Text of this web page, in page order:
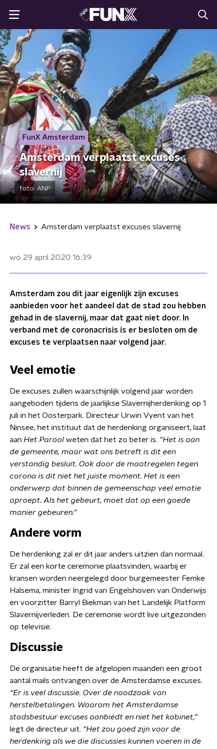
FunX Amsterdam
Amsterdam verplaatst excuses
slavernij
foto: ANP
News Amsterdam verplaatst excuses slavernij
wo 29 april 2020 16:39
Amsterdam zou dit jaar eigenlijk zijn excuses
aanbieden voor het aandeel dat de stad zou hebben
gehad in de slavernij, maar dat gaat niet door. In
verband met de coronacrisis is er besloten om de
excuses te verplaatsen naar volgend jaar.
Veel emotie
De excuses zullen waarschijnlijk volgend jaar worden
aangeboden tijdens de jaarlijkse Slavernijherdenking op 1
juli in het Oosterpark. Directeur Urwin Vyent van het
Ninsee, het instituut dat de herdenking organiseert, laat
aan Het Parool weten dat het zo beter is. “Het is aan
de gemeente, maar wat ons betreft is dit een
verstandig besluit. Ook door de maatregelen tegen
corona is dit niet het juiste moment. Het is een
onderwerp dat binnen de gemeenschap veel emotie
oproept. Als het gebeurt, moet dat op een goede
manier gebeuren.”
Andere vorm
De herdenking zal er dit jaar anders uitzien dan normaal.
Er zal een korte ceremonie plaatsvinden, waarbij er
kransen worden neergelegd door burgemeester Femke
Halsema, minister Ingrid van Engelshoven van Onderwijs
en voorzitter Barryl Biekman van het Landelijk Platform
Slavernijverleden. De ceremonie wordt live uitgezonden
op televisie.
Discussie
De organisatie heeft de afgelopen maanden een groot
aantal mails ontvangen over de Amsterdamse excuses.
“Er is veel discussie. Over de noodzaak van
herstelbetalingen. Waarom het Amsterdamse
stadsbestuur excuses aanbiedt en niet het kabinet,”
legt de directeur uit. “Het zou goed zijn voor de
herdenking als we die discussies kunnen voeren in de